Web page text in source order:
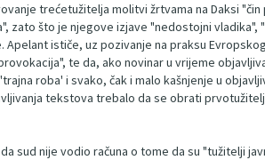
trećetužitelja molitvi žrtvama na Daksi
zato što je njegove izjave "nedostojni
Apelant ističe, uz pozivanje na praksu
te da, ako novinar u vrijeme
roba' i svako, čak i malo kašnjenje u
tekstova trebalo da se obrati
sud nije vodio računa o tome da su "tužitelji